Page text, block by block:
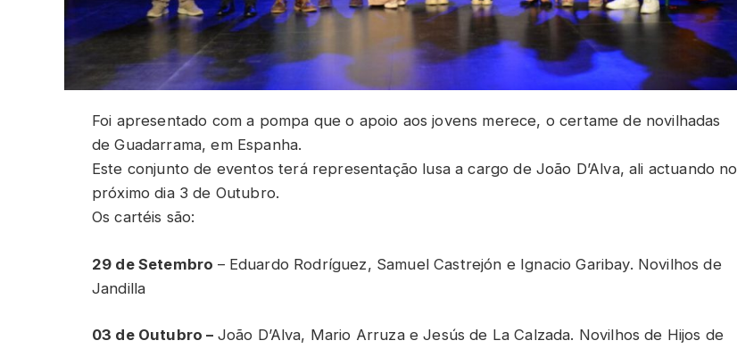
Foi apresentado com a pompa que o apoio aos jovens merece, o certame de novilhadas
de Guadarrama, em Espanha.
Este conjunto de eventos terá representação lusa a cargo de João D’Alva, ali actuando no
próximo dia 3 de Outubro.
Os cartéis são:
29 de Setembro – Eduardo Rodríguez, Samuel Castrejón e Ignacio Garibay. Novilhos de
Jandilla
03 de Outubro – João D’Alva, Mario Arruza e Jesús de La Calzada. Novilhos de Hijos de